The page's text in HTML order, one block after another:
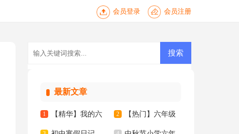
会员登录 会员注册
最新文章
1 【精华】我的六 2 【热门】六年级